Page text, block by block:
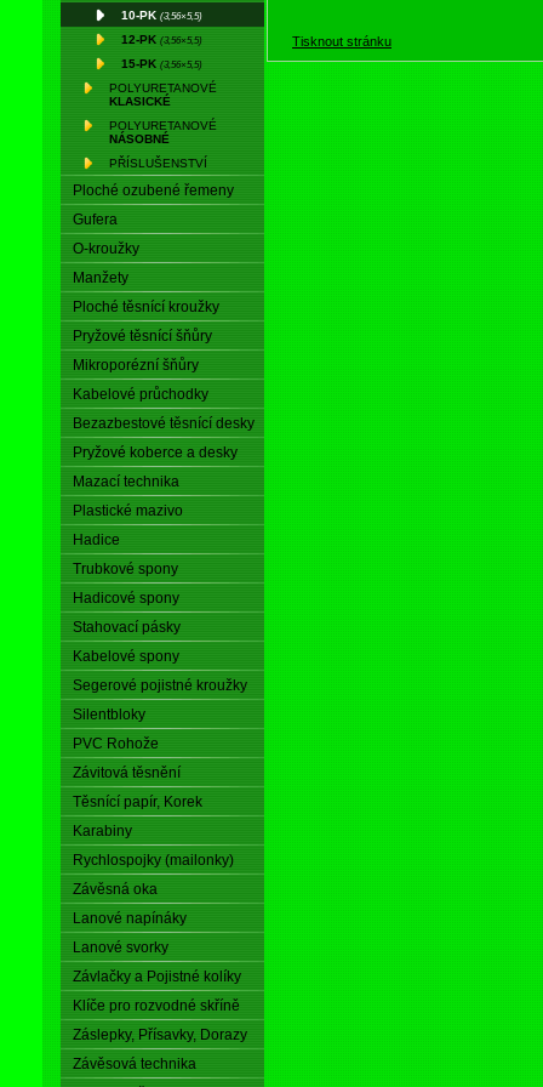
10-PK (3,56×5,5)
12-PK (3,56×5,5)
15-PK (3,56×5,5)
POLYURETANOVÉ
KLASICKÉ
POLYURETANOVÉ
NÁSOBNÉ
PŘÍSLUŠENSTVÍ
Ploché ozubené řemeny
Gufera
O-kroužky
Manžety
Ploché těsnící kroužky
Pryžové těsnící šňůry
Mikroporézní šňůry
Kabelové průchodky
Bezazbestové těsnící desky
Pryžové koberce a desky
Mazací technika
Plastické mazivo
Hadice
Trubkové spony
Hadicové spony
Stahovací pásky
Kabelové spony
Segerové pojistné kroužky
Silentbloky
PVC Rohože
Závitová těsnění
Těsnící papír, Korek
Karabiny
Rychlospojky (mailonky)
Závěsná oka
Lanové napínáky
Lanové svorky
Závlačky a Pojistné kolíky
Klíče pro rozvodné skříně
Záslepky, Přísavky, Dorazy
Závěsová technika
Tisknout stránku